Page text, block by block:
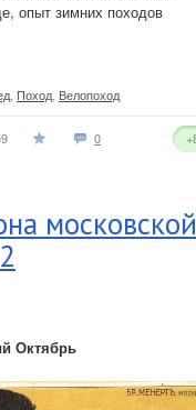
опыт зимних походов
Поход Велопоход
0
московской
Октябрь